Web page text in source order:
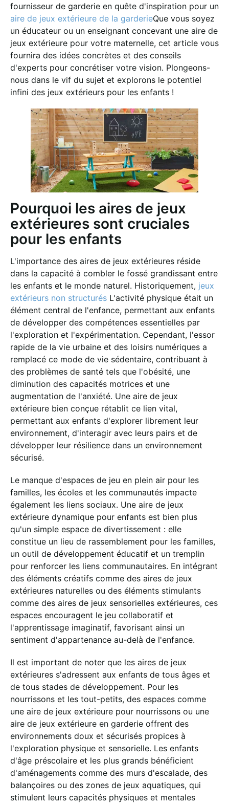
fournisseur de garderie en quête d'inspiration pour un
aire de jeux extérieure de la garderieQue vous soyez
un éducateur ou un enseignant concevant une aire de
jeux extérieure pour votre maternelle, cet article vous
fournira des idées concrètes et des conseils
d'experts pour concrétiser votre vision. Plongeons-
nous dans le vif du sujet et explorons le potentiel
infini des jeux extérieurs pour les enfants !
Pourquoi les aires de jeux
extérieures sont cruciales
pour les enfants
L'importance des aires de jeux extérieures réside
dans la capacité à combler le fossé grandissant entre
les enfants et le monde naturel. Historiquement, jeux
extérieurs non structurés L'activité physique était un
élément central de l'enfance, permettant aux enfants
de développer des compétences essentielles par
l'exploration et l'expérimentation. Cependant, l'essor
rapide de la vie urbaine et des loisirs numériques a
remplacé ce mode de vie sédentaire, contribuant à
des problèmes de santé tels que l'obésité, une
diminution des capacités motrices et une
augmentation de l'anxiété. Une aire de jeux
extérieure bien conçue rétablit ce lien vital,
permettant aux enfants d'explorer librement leur
environnement, d'interagir avec leurs pairs et de
développer leur résilience dans un environnement
sécurisé.
Le manque d'espaces de jeu en plein air pour les
familles, les écoles et les communautés impacte
également les liens sociaux. Une aire de jeux
extérieure dynamique pour enfants est bien plus
qu'un simple espace de divertissement : elle
constitue un lieu de rassemblement pour les familles,
un outil de développement éducatif et un tremplin
pour renforcer les liens communautaires. En intégrant
des éléments créatifs comme des aires de jeux
extérieures naturelles ou des éléments stimulants
comme des aires de jeux sensorielles extérieures, ces
espaces encouragent le jeu collaboratif et
l'apprentissage imaginatif, favorisant ainsi un
sentiment d'appartenance au-delà de l'enfance.
Il est important de noter que les aires de jeux
extérieures s'adressent aux enfants de tous âges et
de tous stades de développement. Pour les
nourrissons et les tout-petits, des espaces comme
une aire de jeux extérieure pour nourrissons ou une
aire de jeux extérieure en garderie offrent des
environnements doux et sécurisés propices à
l'exploration physique et sensorielle. Les enfants
d'âge préscolaire et les plus grands bénéficient
d'aménagements comme des murs d'escalade, des
balançoires ou des zones de jeux aquatiques, qui
stimulent leurs capacités physiques et mentales